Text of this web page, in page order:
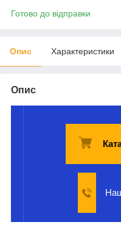
Готово до відправки
Опис Характеристики
Опис